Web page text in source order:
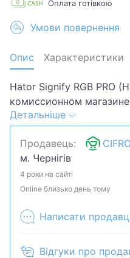
Оплата готівкою
Умови повернення
Опис Характеристики
Hator Signify RGB PRO
комиссионном
товара 4 из 5 по 5-ти
Примечание:
фильтр,кабель.Хотите
Предложите свою цену
сможем
продан в розничном
Детальніше
Продавець:
м. Чернігів
4 роки на сайті
Online близько день тому
Написати
Відгуки про